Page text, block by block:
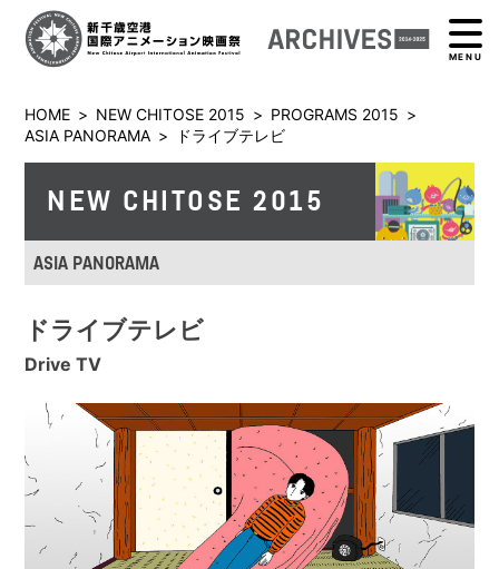
MENU
HOME > NEW CHITOSE 2015 > PROGRAMS 2015 >
ASIA PANORAMA > ドライブテレビ
NEW CHITOSE 2015
ASIA PANORAMA
ドライブテレビ
Drive TV